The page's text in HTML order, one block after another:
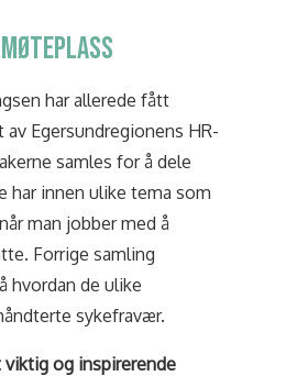
har allerede fått
Egersundregionens HR-
samles for å dele
har innen ulike tema som
man jobber med å
Forrige samling
hvordan de ulike
sykefravær.
viktig og inspirerende